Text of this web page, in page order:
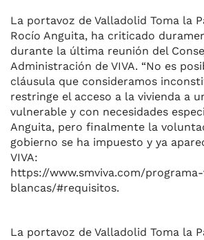
La portavoz de Valladolid Toma la
Rocío Anguita, ha criticado
durante la última reunión del
Administración de VIVA. “No es
cláusula que consideramos
restringe el acceso a la vivienda a
vulnerable y con necesidades
Anguita, pero finalmente la
gobierno se ha impuesto y ya
VIVA:
https://www.smviva.com/
blancas/#requisitos.
La portavoz de Valladolid Toma la